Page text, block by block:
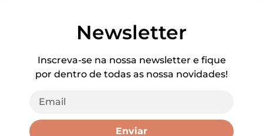
Newsletter
Inscreva-se na nossa newsletter e fique
por dentro de todas as nossa novidades!
Enviar